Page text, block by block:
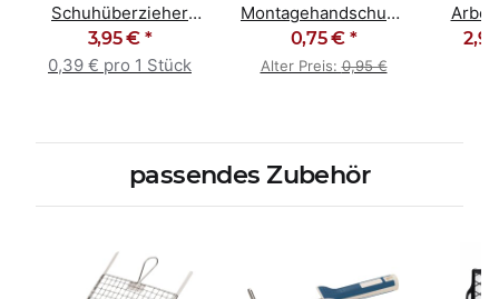
Schuhüberzieher
Überziehschuhe blau
3,95 € *
0,39 € pro 1 Stück
Montagehandschuhe
PU schwarz
0,75 € *
Alter Preis:0,95 €
passendes Zubehör